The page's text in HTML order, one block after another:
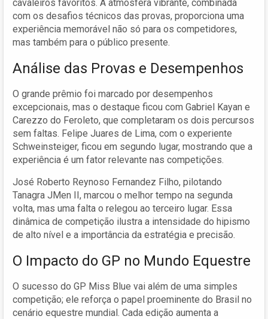
cavaleiros favoritos. A atmosfera vibrante, combinada
com os desafios técnicos das provas, proporciona uma
experiência memorável não só para os competidores,
mas também para o público presente.
Análise das Provas e Desempenhos
O grande prêmio foi marcado por desempenhos
excepcionais, mas o destaque ficou com Gabriel Kayan e
Carezzo do Feroleto, que completaram os dois percursos
sem faltas. Felipe Juares de Lima, com o experiente
Schweinsteiger, ficou em segundo lugar, mostrando que a
experiência é um fator relevante nas competições.
José Roberto Reynoso Fernandez Filho, pilotando
Tanagra JMen II, marcou o melhor tempo na segunda
volta, mas uma falta o relegou ao terceiro lugar. Essa
dinâmica de competição ilustra a intensidade do hipismo
de alto nível e a importância da estratégia e precisão.
O Impacto do GP no Mundo Equestre
O sucesso do GP Miss Blue vai além de uma simples
competição; ele reforça o papel proeminente do Brasil no
cenário equestre mundial. Cada edição aumenta a